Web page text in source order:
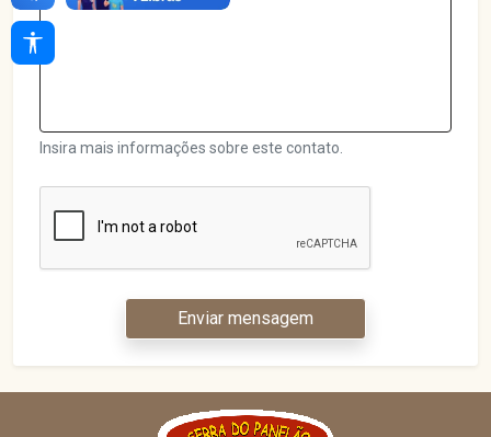
Insira mais informações sobre este contato.
Enviar mensagem